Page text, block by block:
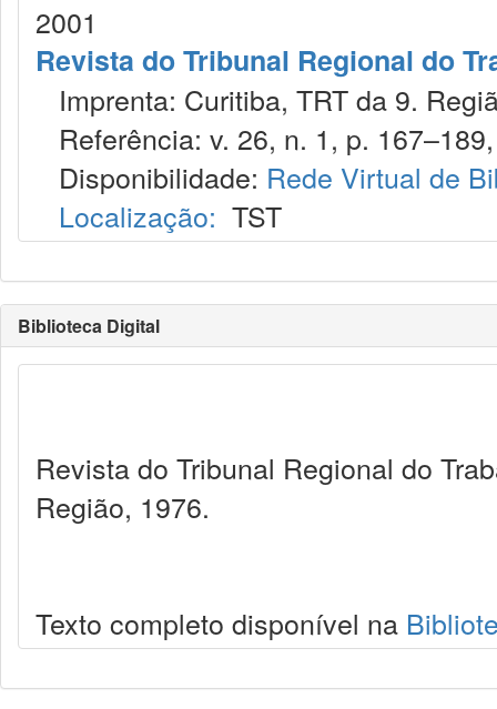
2001
Revista do Tribunal Regional do
Imprenta: Curitiba, TRT da 9.
Referência: v. 26, n. 1, p.
Disponibilidade: Rede Virtual de
Localização: TST
Biblioteca Digital
Revista do Tribunal Regional do
Região, 1976.
Texto completo disponível na